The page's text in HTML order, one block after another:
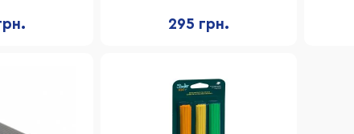
295 грн.